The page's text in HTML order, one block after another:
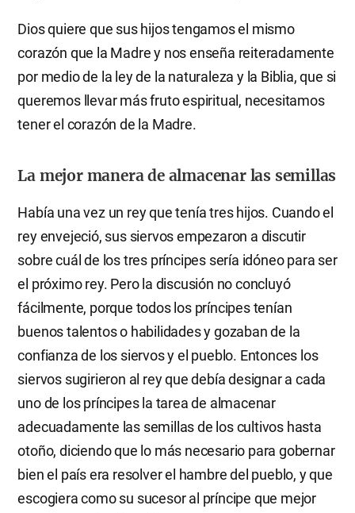
Dios quiere que sus hijos tengamos el mismo
corazón que la Madre y nos enseña reiteradamente
por medio de la ley de la naturaleza y la Biblia, que si
queremos llevar más fruto espiritual, necesitamos
tener el corazón de la Madre.
La mejor manera de almacenar las semillas
Había una vez un rey que tenía tres hijos. Cuando el
rey envejeció, sus siervos empezaron a discutir
sobre cuál de los tres príncipes sería idóneo para ser
el próximo rey. Pero la discusión no concluyó
fácilmente, porque todos los príncipes tenían
buenos talentos o habilidades y gozaban de la
confianza de los siervos y el pueblo. Entonces los
siervos sugirieron al rey que debía designar a cada
uno de los príncipes la tarea de almacenar
adecuadamente las semillas de los cultivos hasta
otoño, diciendo que lo más necesario para gobernar
bien el país era resolver el hambre del pueblo, y que
escogiera como su sucesor al príncipe que mejor